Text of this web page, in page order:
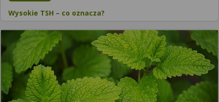
Wysokie TSH – co oznacza?